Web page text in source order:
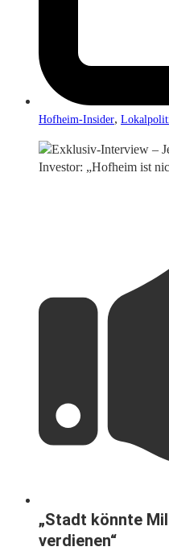
Hofheim-Insider,
„Stadt könnte
verdienen“